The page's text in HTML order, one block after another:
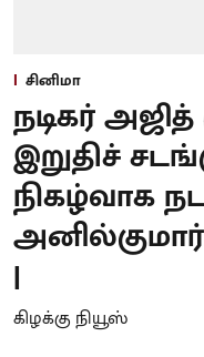
சினிமா
நடிகர்
இறுதிச்
நிகழ்வாக
அனில்குமார்
|
கிழக்கு நியூஸ்